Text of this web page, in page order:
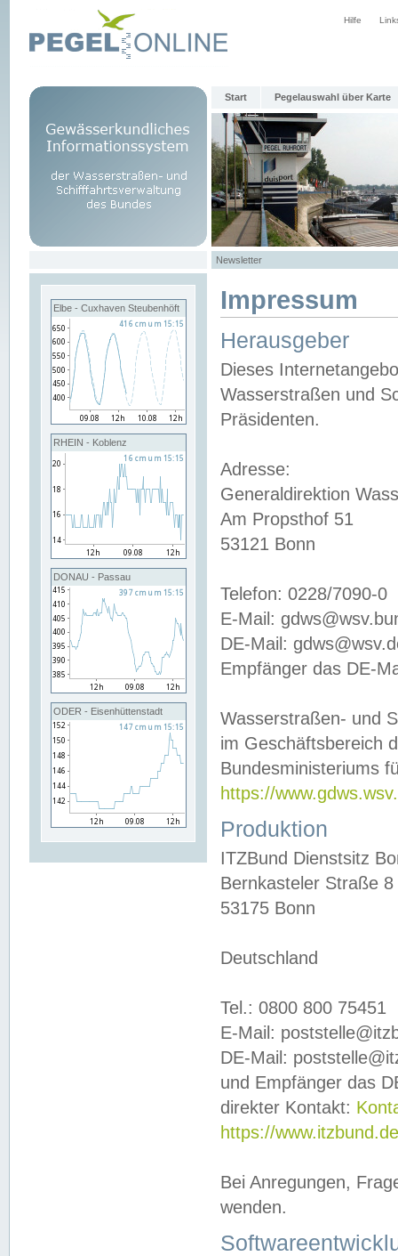
Hilfe
Start Pegelauswahl über Karte
Newsletter
Elbe - Cuxhaven Steubenhöft
RHEIN - Koblenz
DONAU - Passau
ODER - Eisenhüttenstadt
Impressum
Herausgeber
Dieses
Wasserstraßen und
Präsidenten.
Adresse:
Generaldirektion
Am Propsthof 51
53121 Bonn
Telefon: 0228/7090-0
E-Mail:
DE-Mail:
Empfänger das DE-
Wasserstraßen- und
im Geschäftsbereich
Bundesministeriums
https://
Produktion
ITZBund Dienstsitz
Bernkasteler Straße 8
53175 Bonn
Deutschland
Tel.: 0800 800 75451
E-Mail:
DE-Mail:
und Empfänger das
direkter Kontakt:
https://
Bei Anregungen,
wenden.